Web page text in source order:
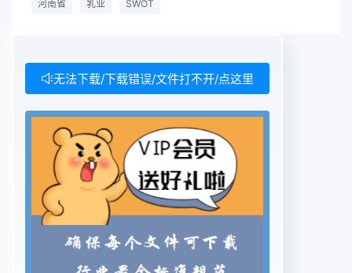
富的饲草资源。针对性地提出应对策略。2.1.2奶源
小区，保证了原料奶的质量安swor分析法又称为态
势分析法，是哈佛商学全，使企业在市场竞争中占据
了得天独厚的优势。院K.J安德鲁斯于1971年提出来
的。这种分析法比如巨尔乳业公司建有2个大型的牧
场;拥有国内将组织内外环境所形成的机会、风险、
优势、劣流的挤奶设备，实现了机械化挤奶作业;所
生产势等方面结合起来进行分析，以制定出适合本组
的产品当天就可送达消费者，最大限度地保证了乳织
实际情况的经营战略和策略的方法。SWor分别品的
新鲜度。另外，该公司先后投巨资在洛阳周边代表优
河南省 乳业 SWOT
无法下载/下载错误/文件打不开/点这里